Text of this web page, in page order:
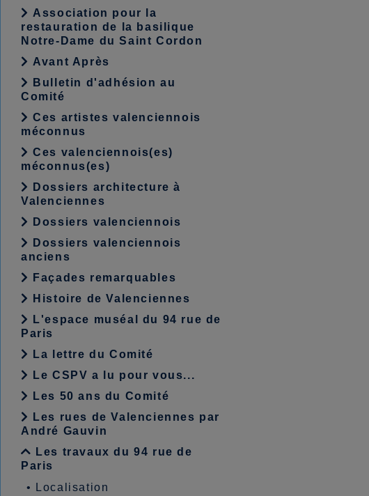
Association pour la
restauration de la basilique
Notre-Dame du Saint Cordon
Avant Après
Bulletin d'adhésion au
Comité
Ces artistes valenciennois
méconnus
Ces valenciennois(es)
méconnus(es)
Dossiers architecture à
Valenciennes
Dossiers valenciennois
Dossiers valenciennois
anciens
Façades remarquables
Histoire de Valenciennes
L'espace muséal du 94 rue de
Paris
La lettre du Comité
Le CSPV a lu pour vous...
Les 50 ans du Comité
Les rues de Valenciennes par
André Gauvin
Les travaux du 94 rue de
Paris
•
Localisation